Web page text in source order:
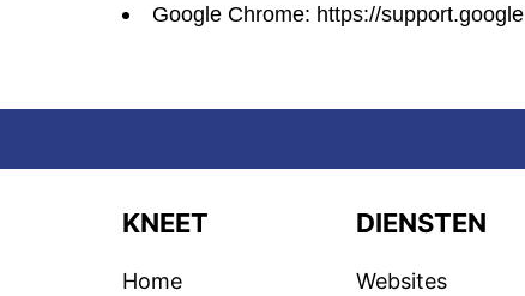
Google Chrome: https://
KNEET
Home
DIENSTEN
Websites